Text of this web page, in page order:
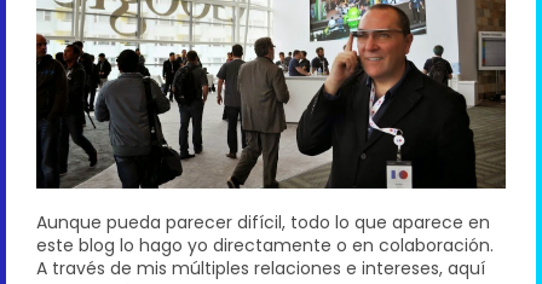
Aunque pueda parecer difícil, todo lo que aparece en
este blog lo hago yo directamente o en colaboración.
A través de mis múltiples relaciones e intereses, aquí